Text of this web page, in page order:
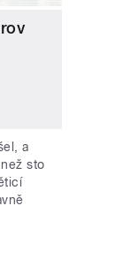
a
sto